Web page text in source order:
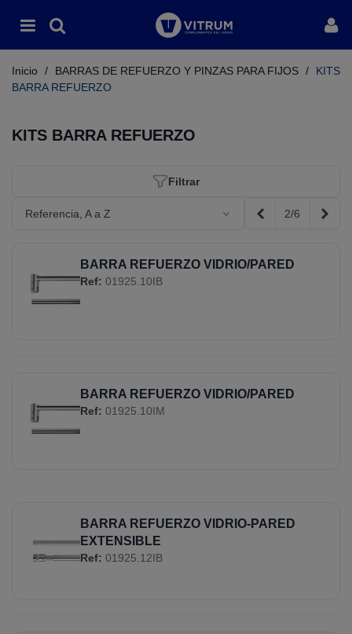
Inicio / BARRAS DE REFUERZO Y PINZAS PARA FIJOS /
KITS
BARRA REFUERZO
KITS BARRA REFUERZO
Filtrar
Referencia, A a Z Anterior
2/6
BARRA REFUERZO VIDRIO/PARED
Ref: 01925.10IB
BARRA REFUERZO VIDRIO/PARED
Ref: 01925.10IM
BARRA REFUERZO VIDRIO-PARED
EXTENSIBLE
Ref: 01925.12IB